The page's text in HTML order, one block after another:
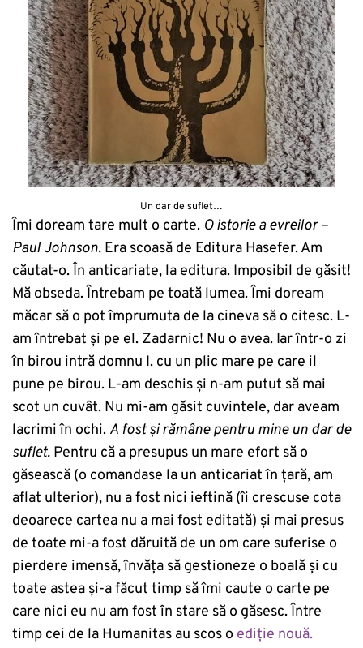
Un dar de suflet…
Îmi doream tare mult o carte. O istorie a evreilor –
Paul Johnson. Era scoasă de Editura Hasefer. Am
căutat-o. În anticariate, la editura. Imposibil de găsit!
Mă obseda. Întrebam pe toată lumea. Îmi doream
măcar să o pot împrumuta de la cineva să o citesc. L-
am întrebat și pe el. Zadarnic! Nu o avea. Iar într-o zi
în birou intră domnu I. cu un plic mare pe care il
pune pe birou. L-am deschis și n-am putut să mai
scot un cuvât. Nu mi-am găsit cuvintele, dar aveam
lacrimi în ochi. A fost și rămâne pentru mine un dar de
suflet. Pentru că a presupus un mare efort să o
găsească (o comandase la un anticariat în țară, am
aflat ulterior), nu a fost nici ieftină (îi crescuse cota
deoarece cartea nu a mai fost editată) și mai presus
de toate mi-a fost dăruită de un om care suferise o
pierdere imensă, învăța să gestioneze o boală și cu
toate astea și-a făcut timp să îmi caute o carte pe
care nici eu nu am fost în stare să o găsesc. Între
timp cei de la Humanitas au scos o ediție nouă.